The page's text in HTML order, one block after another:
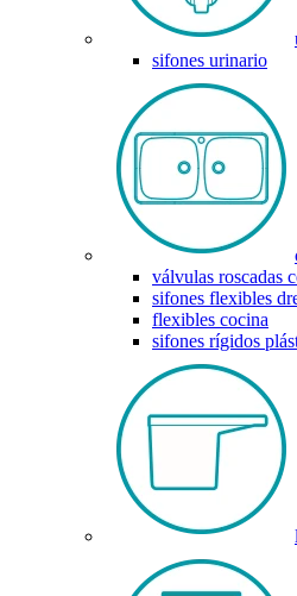
sifones urinario
válvulas roscadas
sifones flexibles
flexibles cocina
sifones rígidos